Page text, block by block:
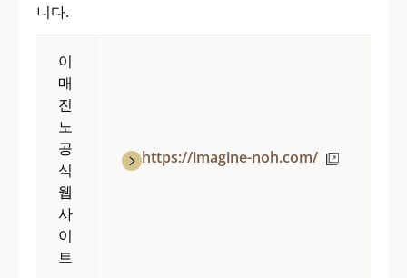
니다.
이
매
진
노
공
식
웹
사
이
트
https://imagine-noh.com/